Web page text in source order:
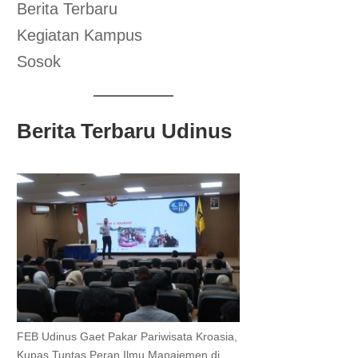
Berita Terbaru
Kegiatan Kampus
Sosok
Berita Terbaru Udinus
FEB Udinus Gaet Pakar Pariwisata Kroasia,
Kupas Tuntas Peran Ilmu Manajemen di